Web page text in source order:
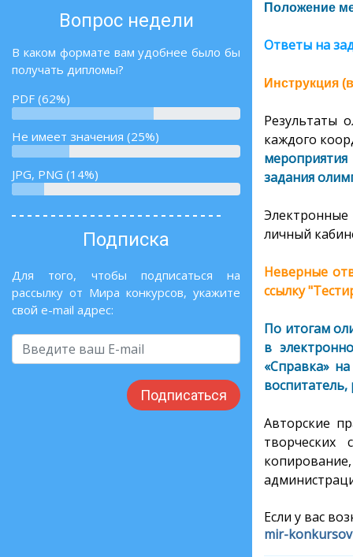
Вопрос недели
В каком формате вам удобнее было бы
получать дипломы?
PDF (62%)
Не имеет значения (25%)
JPG, PNG (14%)
Подписка
Для того, чтобы подписаться на
рассылку от Мира конкурсов, укажите
свой e-mail адрес:
Подписаться
Положение
Ответы на
Инструкция
Результаты
каждого
задания
Электронные
личный
Неверные
ссылку
По итогам
в
«Справка»
воспитатель,
Авторские
творческих
Если у вас
mir-